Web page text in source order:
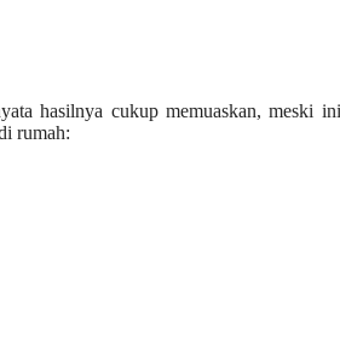
hasilnya cukup memuaskan, meski
rumah: